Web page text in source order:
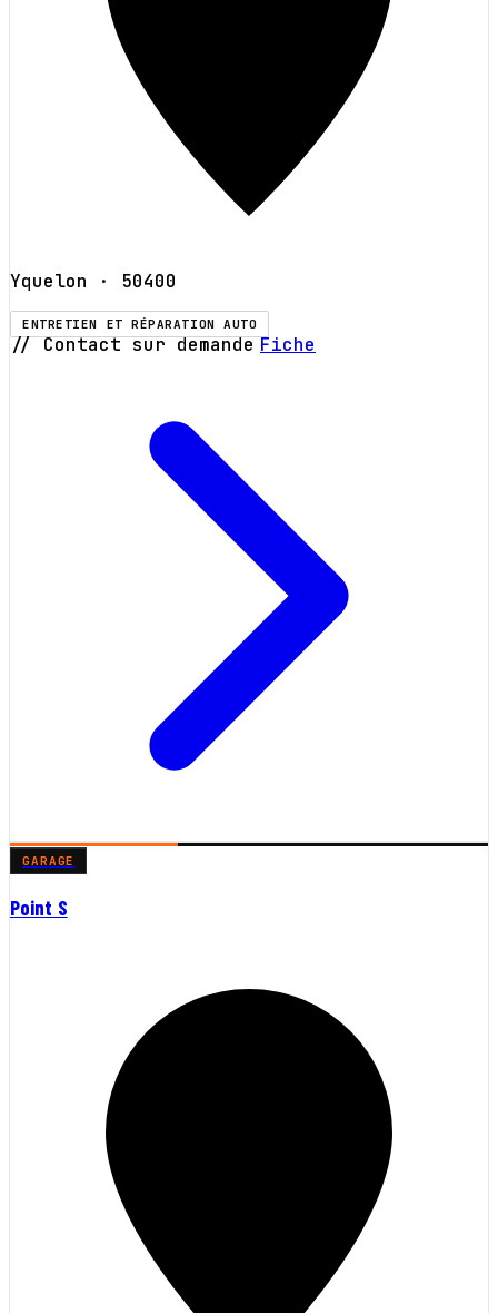
Yquelon · 50400
ENTRETIEN ET RÉPARATION AUTO
// Contact sur demande Fiche
GARAGE
Point S